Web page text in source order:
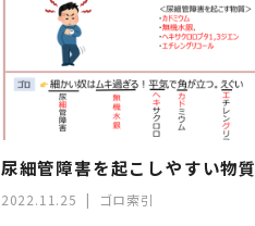
尿細管障害を起こしやすい物質
2022.11.25 ゴロ索引